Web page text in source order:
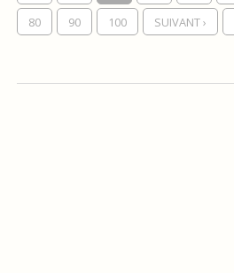
80
90 100 SUIVANT ›